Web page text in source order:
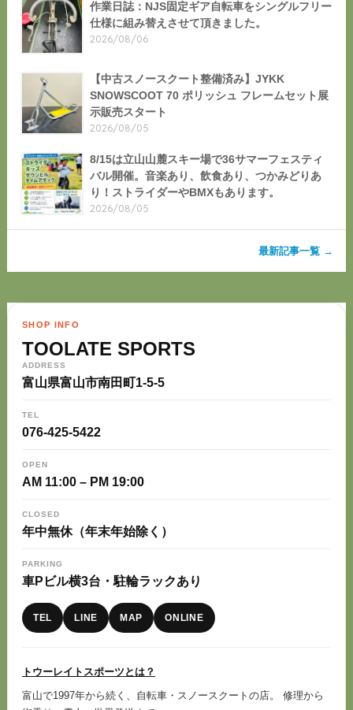
作業日誌：NJS固定ギア自転車をシングルフリー
仕様に組み替えさせて頂きました。
2026/08/06
【中古スノースクート整備済み】JYKK
SNOWSCOOT 70 ポリッシュ フレームセット展
示販売スタート
2026/08/05
8/15は立山山麓スキー場で36サマーフェスティ
バル開催。音楽あり、飲食あり、つかみどりあ
り！ストライダーやBMXもあります。
2026/08/05
最新記事一覧 →
SHOP INFO
TOOLATE SPORTS
ADDRESS
富山県富山市南田町1-5-5
TEL
076-425-5422
OPEN
AM 11:00 – PM 19:00
CLOSED
年中無休（年末年始除く）
PARKING
車Pビル横3台・駐輪ラックあり
TEL LINE MAP ONLINE
トウーレイトスポーツとは？
富山で1997年から続く、自転車・スノースクートの店。 修理から